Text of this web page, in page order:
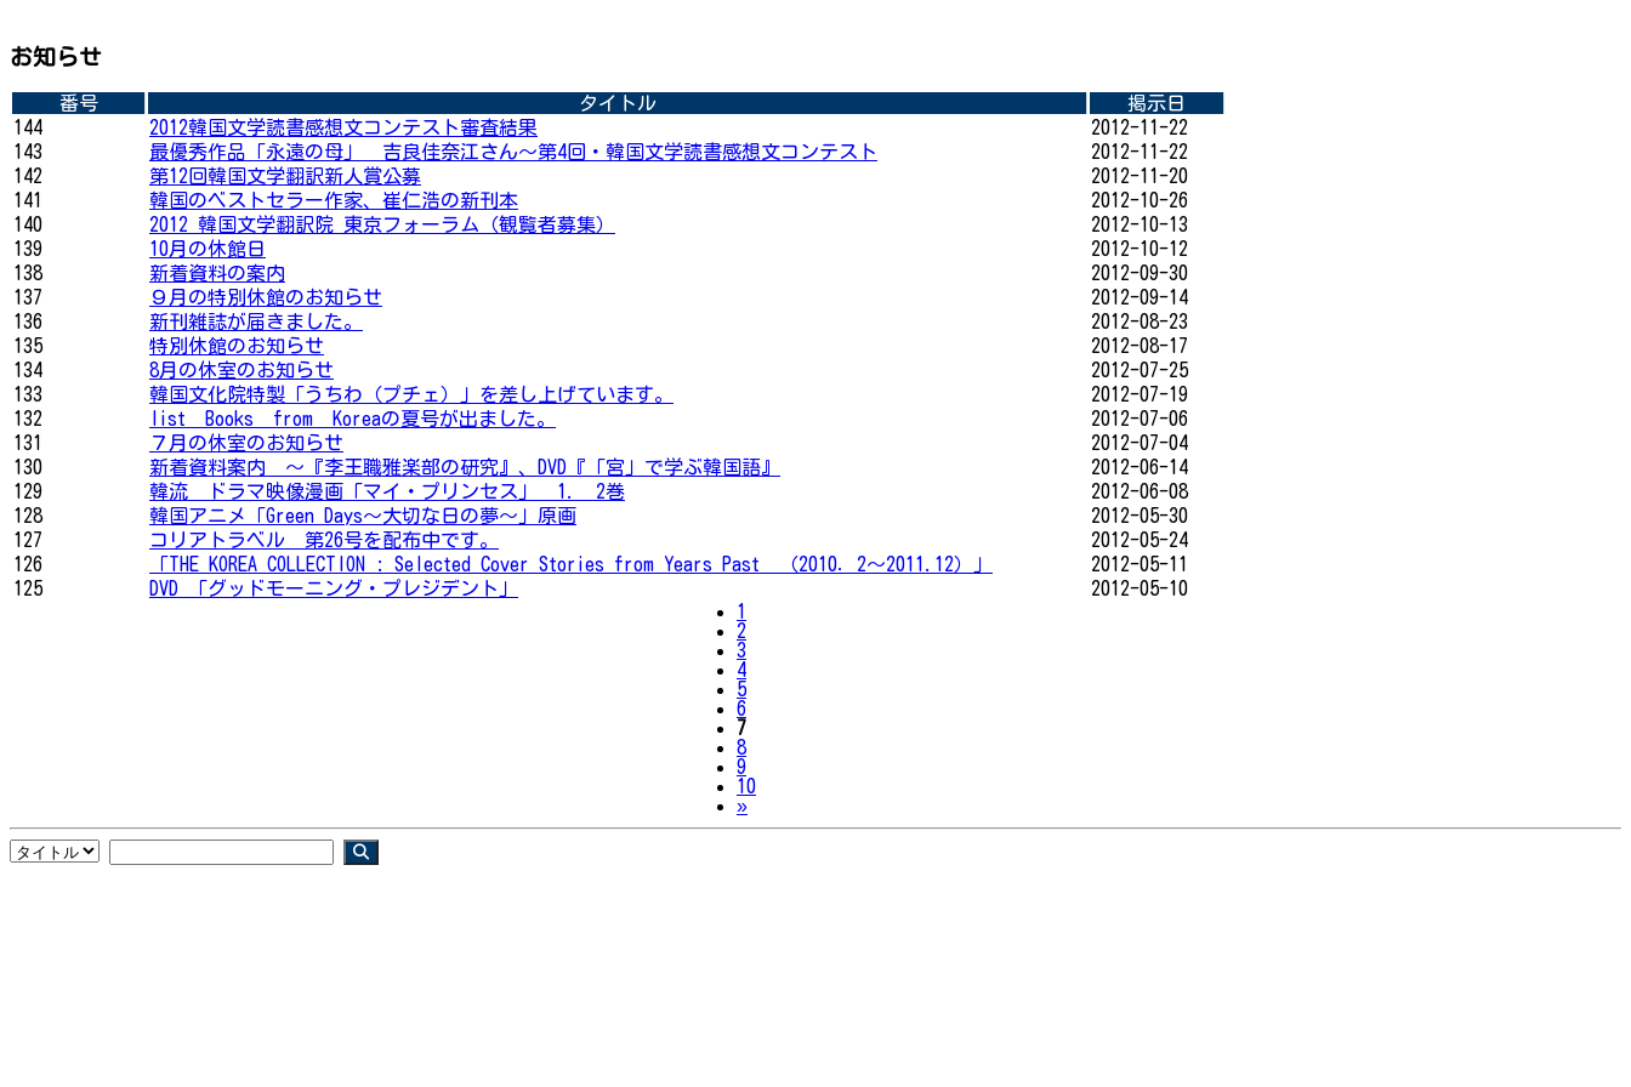
お知らせ
番号 タイトル
掲示日
144
2012韓国文学読書感想文コンテスト審査結果
2012-11-22
143
最優秀作品「永遠の母」 吉良佳奈江さん～第4回・韓国文学読書感想文コンテスト
2012-11-22
142
第12回韓国文学翻訳新人賞公募
2012-11-20
141
韓国のベストセラー作家、崔仁浩の新刊本
2012-10-26
140
2012 韓国文学翻訳院 東京フォーラム（観覧者募集）
2012-10-13
139
10月の休館日
2012-10-12
138
新着資料の案内
2012-09-30
137
９月の特別休館のお知らせ
2012-09-14
136
新刊雑誌が届きました。
2012-08-23
135
特別休館のお知らせ
2012-08-17
134
8月の休室のお知らせ
2012-07-25
133
韓国文化院特製「うちわ（プチェ）」を差し上げています。
2012-07-19
132
list Books from Koreaの夏号が出ました。
2012-07-06
131
７月の休室のお知らせ
2012-07-04
130
新着資料案内 ～『李王職雅楽部の研究』、DVD『「宮」で学ぶ韓国語』
2012-06-14
129
韓流 ドラマ映像漫画「マイ・プリンセス」 1. 2巻
2012-06-08
128
韓国アニメ「Green Days～大切な日の夢～」原画
2012-05-30
127
コリアトラベル 第26号を配布中です。
2012-05-24
126
「THE KOREA COLLECTION : Selected Cover Stories from Years Past （2010．2～2011.12）」
2012-05-11
125
DVD 「グッドモーニング・プレジデント」
2012-05-10
1
2
3
4
5
6
7
8
9
10
»Next